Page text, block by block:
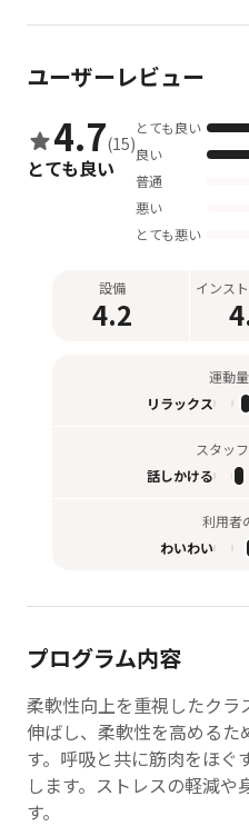
ユーザーレビュー
4.7(15)
とても良い
とても良い
良い
普通
悪い
とても悪い
設備
4.2
インス
運動
リラックス
スタッ
話しかける
利用者
わいわい
プログラム内容
柔軟性向上を重視したクラ
伸ばし、柔軟性を高めるた
す。呼吸と共に筋肉をほぐ
します。ストレスの軽減
す。